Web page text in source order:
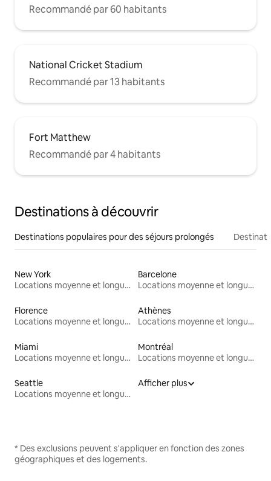
Recommandé par 60 habitants
National Cricket Stadium
Recommandé par 13 habitants
Fort Matthew
Recommandé par 4 habitants
Destinations à découvrir
Destinations populaires pour des séjours prolongés
New York
Locations moyenne et longue durée
Barcelone
Locations moyenne et longue durée
Florence
Locations moyenne et longue durée
Athènes
Locations moyenne et longue durée
Miami
Locations moyenne et longue durée
Montréal
Locations moyenne et longue durée
Seattle
Locations moyenne et longue durée
Afficher plus
* Des exclusions peuvent s'appliquer en fonction des zones
géographiques et des logements.